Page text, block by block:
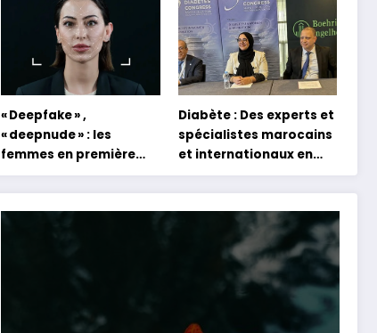
formation en
s’appuyant sur le
partage des
expériences »
d’Abdel Halim Hafez
« Deepfake » ,
« deepnude » : les
femmes en première
ligne face aux dangers
de l’intelligence
artificielle
Diabète : Des experts et
spécialistes marocains
et internationaux en
conclave à Tanger